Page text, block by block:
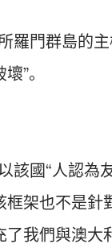
羅門群島的
”。
該國“人認為
架也不是針
我們與澳大